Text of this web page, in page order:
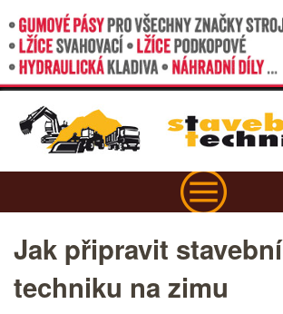
Jak připravit stavební
techniku na zimu